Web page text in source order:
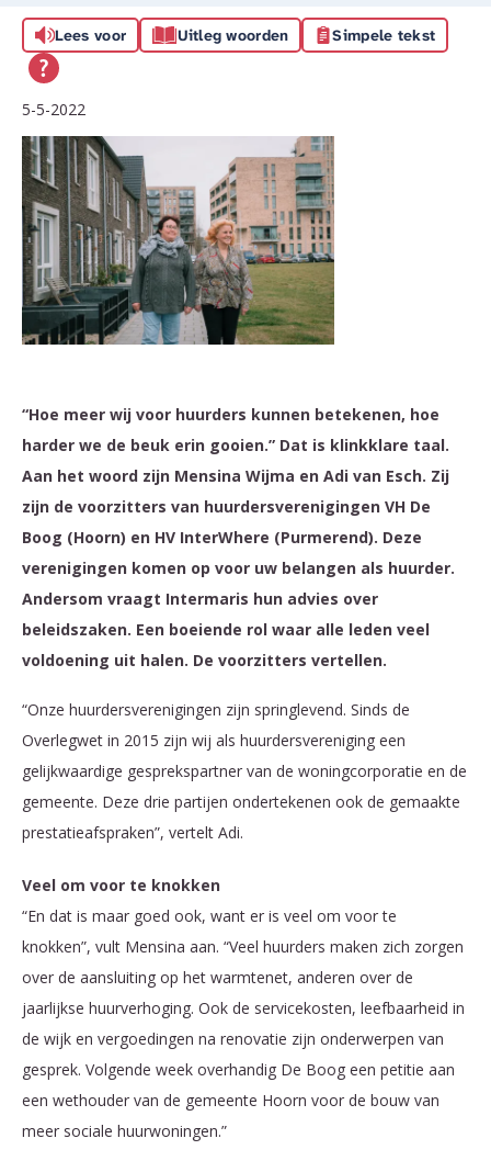
Lees voor Uitleg woorden Simpele tekst
5-5-2022
“Hoe meer wij voor huurders kunnen betekenen, hoe
harder we de beuk erin gooien.” Dat is klinkklare taal.
Aan het woord zijn Mensina Wijma en Adi van Esch. Zij
zijn de voorzitters van huurdersverenigingen VH De
Boog (Hoorn) en HV InterWhere (Purmerend). Deze
verenigingen komen op voor uw belangen als huurder.
Andersom vraagt Intermaris hun advies over
beleidszaken. Een boeiende rol waar alle leden veel
voldoening uit halen. De voorzitters vertellen.
“Onze huurdersverenigingen zijn springlevend. Sinds de
Overlegwet in 2015 zijn wij als huurdersvereniging een
gelijkwaardige gesprekspartner van de woningcorporatie en de
gemeente. Deze drie partijen ondertekenen ook de gemaakte
prestatieafspraken”, vertelt Adi.
Veel om voor te knokken
“En dat is maar goed ook, want er is veel om voor te
knokken”, vult Mensina aan. “Veel huurders maken zich zorgen
over de aansluiting op het warmtenet, anderen over de
jaarlijkse huurverhoging. Ook de servicekosten, leefbaarheid in
de wijk en vergoedingen na renovatie zijn onderwerpen van
gesprek. Volgende week overhandig De Boog een petitie aan
een wethouder van de gemeente Hoorn voor de bouw van
meer sociale huurwoningen.”